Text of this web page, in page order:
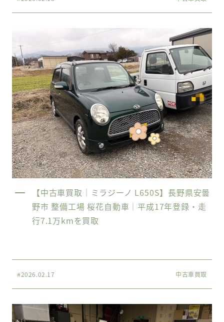
【中古車買取｜ミラジーノ L650S】長野県安曇
野市 整備工場 桜花自動車｜平成17年登録・走
行7.1万kmを買取
#2026.02.17 中古車買取